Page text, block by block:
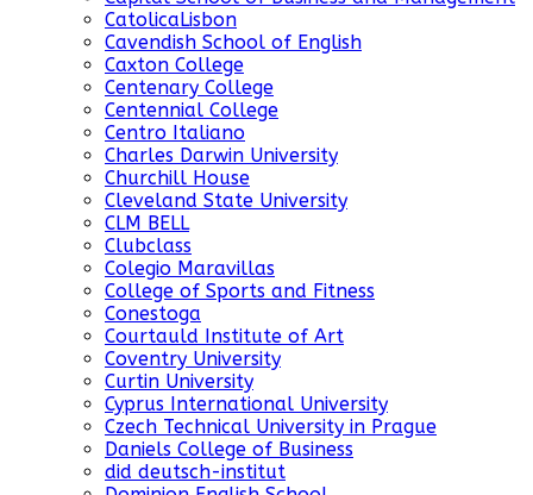
CatolicaLisbon
Cavendish School of English
Caxton College
Centenary College
Centennial College
Centro Italiano
Charles Darwin University
Churchill House
Cleveland State University
CLM BELL
Clubclass
Colegio Maravillas
College of Sports and Fitness
Conestoga
Courtauld Institute of Art
Coventry University
Curtin University
Cyprus International University
Czech Technical University in Prague
Daniels College of Business
did deutsch-institut